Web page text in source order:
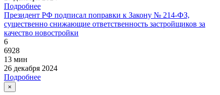
Подробнее
Президент РФ подписал поправки к Закону № 214-ФЗ,
существенно снижающие ответственность застройщиков за
качество новостройки
6
6928
13 мин
26 декабря 2024
Подробнее
×